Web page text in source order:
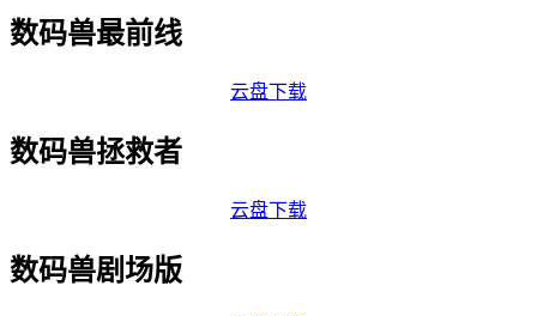
数码兽最前线
云盘下载
数码兽拯救者
云盘下载
数码兽剧场版